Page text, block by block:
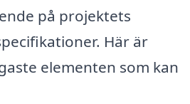
på projektets
Här är
elementen som kan